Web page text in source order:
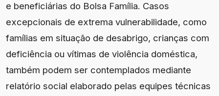
e beneficiárias do Bolsa Família. Casos
excepcionais de extrema vulnerabilidade, como
famílias em situação de desabrigo, crianças com
deficiência ou vítimas de violência doméstica,
também podem ser contemplados mediante
relatório social elaborado pelas equipes técnicas